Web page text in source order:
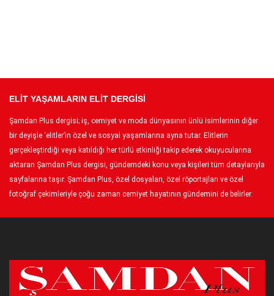
ELİT YAŞAMLARIN ELİT DERGİSİ
Şamdan Plus dergisi; iş, cemiyet ve moda dünyasının ünlü isimlerinin diğer
bir deyişle ‘elitler’in özel ve sosyal yaşamlarına ayna tutar. Elitlerin
gerçekleştirdiği veya katıldığı her türlü etkinliği takip ederek okuyucularına
aktaran Şamdan Plus dergisi, gündemdeki konu veya kişileri tüm detaylarıyla
sayfalarına taşır. Şamdan Plus, özel dosyaları, özel röportajları ve özel
fotoğraf çekimleriyle çoğu zaman cemiyet hayatının gündemini de belirler.